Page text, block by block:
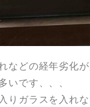
などの経年劣化
いです、、、
りガラスを入れ